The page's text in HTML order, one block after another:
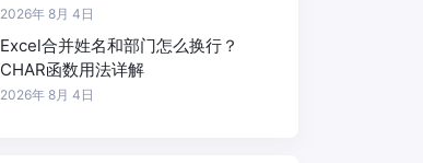
2026年 8月 4日
Excel合并姓名和部门怎么换行？
CHAR函数用法详解
2026年 8月 4日